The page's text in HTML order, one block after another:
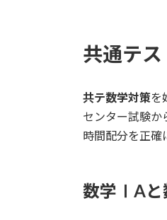
共通テ
共テ数学対策を
センター試験か
時間配分を正確
数学ⅠAと